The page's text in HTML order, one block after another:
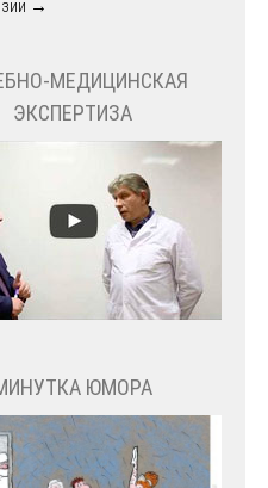
→
МЕДИЦИНСКАЯ
ЭКСПЕРТИЗА
ЮМОРА